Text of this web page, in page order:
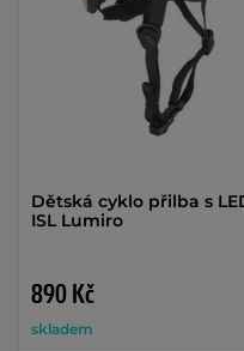
Dětská cyklo přilba s
ISL Lumiro
890 Kč
skladem